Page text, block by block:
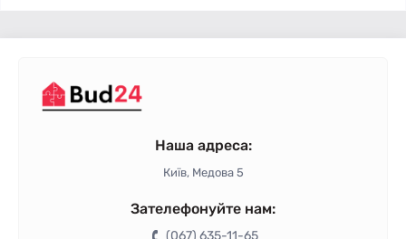
Наша адреса:
Київ, Медова 5
Зателефонуйте нам: